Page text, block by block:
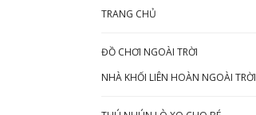
TRANG CHỦ
ĐỒ CHƠI NGOÀI TRỜI
NHÀ KHỐI LIÊN HOÀN NGOÀI TRỜI